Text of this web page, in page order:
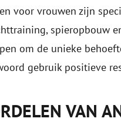
voor vrouwen zijn
spieropbouw
om de unieke
gebruik positieve
VAN